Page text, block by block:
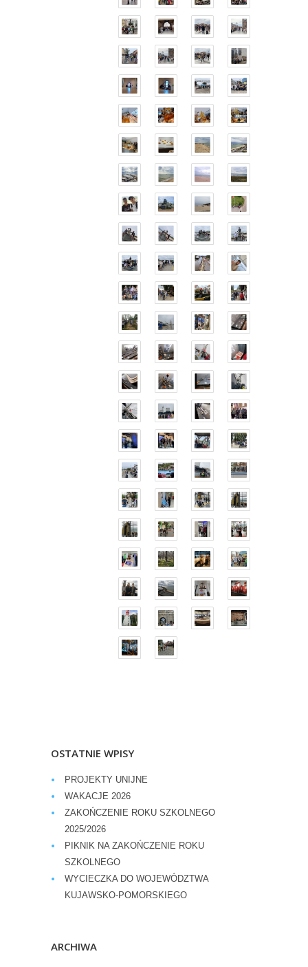
OSTATNIE WPISY
PROJEKTY UNIJNE
WAKACJE 2026
ZAKOŃCZENIE ROKU SZKOLNEGO
2025/2026
PIKNIK NA ZAKOŃCZENIE ROKU
SZKOLNEGO
WYCIECZKA DO WOJEWÓDZTWA
KUJAWSKO-POMORSKIEGO
ARCHIWA